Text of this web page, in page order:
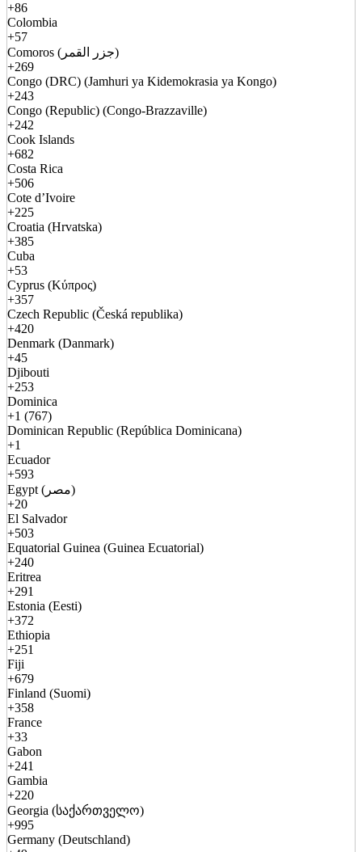
+86
Colombia
+57
Comoros (جزر القمر)
+269
Congo (DRC) (Jamhuri ya Kidemokrasia ya Kongo)
+243
Congo (Republic) (Congo-Brazzaville)
+242
Cook Islands
+682
Costa Rica
+506
Cote d’Ivoire
+225
Croatia (Hrvatska)
+385
Cuba
+53
Cyprus (Κύπρος)
+357
Czech Republic (Česká republika)
+420
Denmark (Danmark)
+45
Djibouti
+253
Dominica
+1 (767)
Dominican Republic (República Dominicana)
+1
Ecuador
+593
Egypt (مصر)
+20
El Salvador
+503
Equatorial Guinea (Guinea Ecuatorial)
+240
Eritrea
+291
Estonia (Eesti)
+372
Ethiopia
+251
Fiji
+679
Finland (Suomi)
+358
France
+33
Gabon
+241
Gambia
+220
Georgia (საქართველო)
+995
Germany (Deutschland)